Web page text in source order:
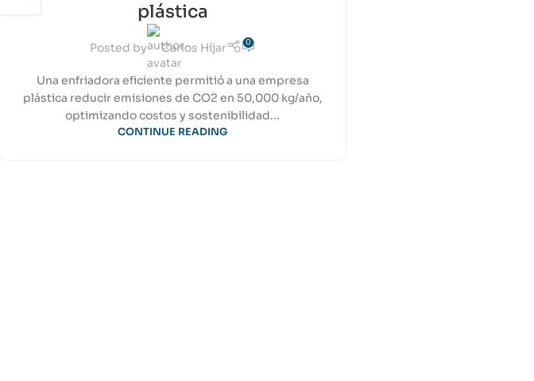
plástica
Posted by Carlos Híjar 0
Una enfriadora eficiente permitió a una empresa
plástica reducir emisiones de CO2 en 50,000 kg/año,
optimizando costos y sostenibilidad...
CONTINUE READING